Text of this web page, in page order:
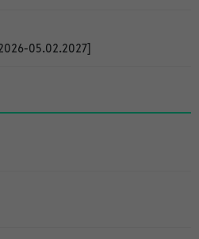
05.02.2027]